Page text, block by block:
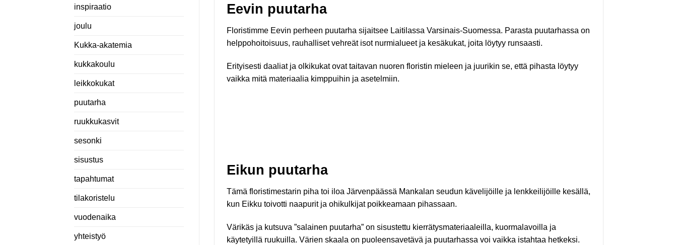
inspiraatio
joulu
Kukka-akatemia
kukkakoulu
leikkokukat
puutarha
ruukkukasvit
sesonki
sisustus
tapahtumat
tilakoristelu
vuodenaika
yhteistyö
Eevin puutarha
Floristimme Eevin perheen puutarha sijaitsee Laitilassa Varsinais-Suomessa. Parasta puutarhassa on
helppohoitoisuus, rauhalliset vehreät isot nurmialueet ja kesäkukat, joita löytyy runsaasti.
Erityisesti daaliat ja olkikukat ovat taitavan nuoren floristin mieleen ja juurikin se, että pihasta löytyy
vaikka mitä materiaalia kimppuihin ja asetelmiin.
Eikun puutarha
Tämä floristimestarin piha toi iloa Järvenpäässä Mankalan seudun kävelijöille ja lenkkeilijöille kesällä,
kun Eikku toivotti naapurit ja ohikulkijat poikkeamaan pihassaan.
Värikäs ja kutsuva ”salainen puutarha” on sisustettu kierrätysmateriaaleilla, kuormalavoilla ja
käytetyillä ruukuilla. Värien skaala on puoleensavetävä ja puutarhassa voi vaikka istahtaa hetkeksi.